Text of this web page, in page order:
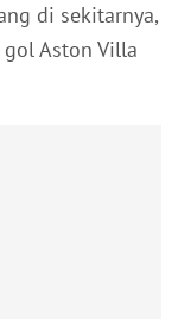
di sekitarnya,
Aston Villa